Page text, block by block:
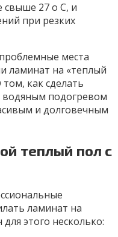
свыше 27 o С, и
при резких
места
ламинат на «теплый
как сделать
водяным подогревом
и долговечным
теплый пол с
ламинат на
этого несколько: